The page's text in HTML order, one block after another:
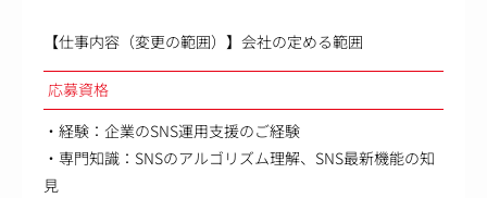
【仕事内容（変更の範囲）】会社の定める範囲
応募資格
・経験：企業のSNS運用支援のご経験
・専門知識：SNSのアルゴリズム理解、SNS最新機能の知
見